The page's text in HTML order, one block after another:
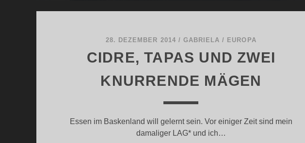
28. DEZEMBER 2014 / GABRIELA / EUROPA
CIDRE, TAPAS UND ZWEI
KNURRENDE MÄGEN
Essen im Baskenland will gelernt sein. Vor einiger Zeit sind mein
damaliger LAG* und ich…